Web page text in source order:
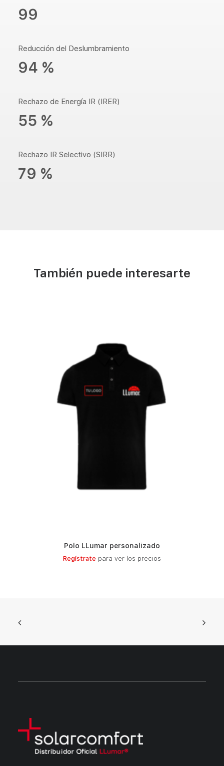
99
Reducción del Deslumbramiento
94 %
Rechazo de Energía IR (IRER)
55 %
Rechazo IR Selectivo (SIRR)
79 %
También puede interesarte
Polo LLumar personalizado
Regístrate para ver los precios